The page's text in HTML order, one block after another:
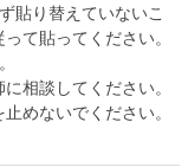
貼り替えていないこ
て貼ってください。
相談してください。
めないでください。